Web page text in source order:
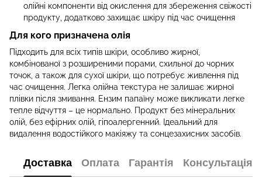
олійні компоненти від окислення для збереження свіжості
продукту, додатково захищає шкіру під час очищення
Для кого призначена олія
Підходить для всіх типів шкіри, особливо жирної,
комбінованої з розширеними порами, схильної до чорних
точок, а також для сухої шкіри, що потребує живлення під
час очищення. Легка олійна текстура не залишає жирної
плівки після змивання. Ензим папаїну може викликати легке
тепле відчуття – це нормально. Продукт без мінеральних
олій, без ефірних олій, гіпоалергенний. Ідеальний для
видалення водостійкого макіяжу та сонцезахисних засобів.
Доставка Оплата Гарантія Консультація